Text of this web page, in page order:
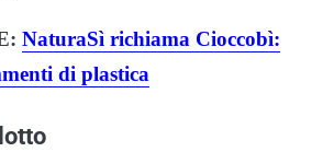
NaturaSì richiama Cioccobì:
di plastica